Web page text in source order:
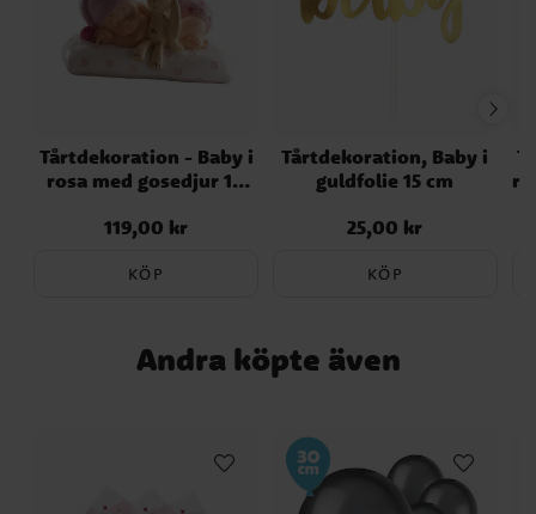
Tårtdekoration - Baby i
rosa med gosedjur 10
Pris:119,00 kr
119,00 kr
KÖP
Tårtdekoration, Baby i
guldfolie 15 cm
Pris:25,00 kr
25,00 kr
KÖP
Andra köpte även